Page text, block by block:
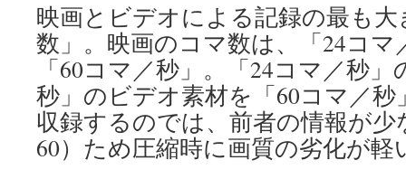
映画とビデオによる記録の最も
数」。映画のコマ数は、「24コ
「60コマ／秒」。「24コマ／秒
秒」のビデオ素材を「60コマ／
収録するのでは、前者の情報が少
60）ため圧縮時に画質の劣化が